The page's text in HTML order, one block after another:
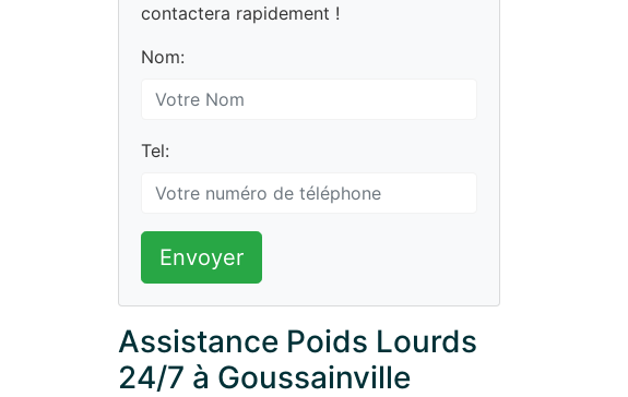
contactera rapidement !
Nom:
Tel:
Envoyer
Assistance Poids Lourds
24/7 à Goussainville